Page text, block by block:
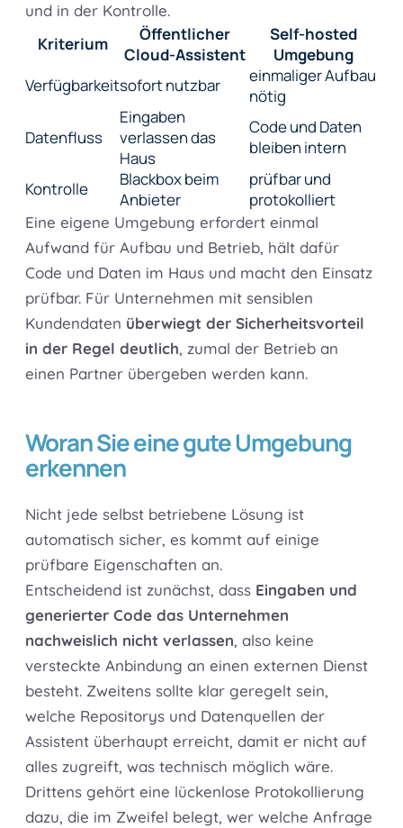
und in der Kontrolle.
Kriterium
Öffentlicher
Cloud-Assistent
Self-hosted
Umgebung
Verfügbarkeitsofort nutzbar
einmaliger Aufbau
nötig
Datenfluss
Eingaben
verlassen das
Haus
Code und Daten
bleiben intern
Kontrolle
Blackbox beim
Anbieter
prüfbar und
protokolliert
Eine eigene Umgebung erfordert einmal
Aufwand für Aufbau und Betrieb, hält dafür
Code und Daten im Haus und macht den Einsatz
prüfbar. Für Unternehmen mit sensiblen
Kundendaten überwiegt der Sicherheitsvorteil
in der Regel deutlich, zumal der Betrieb an
einen Partner übergeben werden kann.
Woran Sie eine gute Umgebung
erkennen
Nicht jede selbst betriebene Lösung ist
automatisch sicher, es kommt auf einige
prüfbare Eigenschaften an.
Entscheidend ist zunächst, dass Eingaben und
generierter Code das Unternehmen
nachweislich nicht verlassen, also keine
versteckte Anbindung an einen externen Dienst
besteht. Zweitens sollte klar geregelt sein,
welche Repositorys und Datenquellen der
Assistent überhaupt erreicht, damit er nicht auf
alles zugreift, was technisch möglich wäre.
Drittens gehört eine lückenlose Protokollierung
dazu, die im Zweifel belegt, wer welche Anfrage